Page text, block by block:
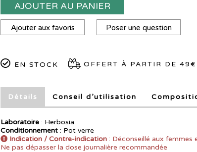
AJOUTER AU PANIER
Ajouter aux favoris Poser une question
EN STOCK OFFERT À PARTIR DE 49€
Détails Conseil d’utilisation
Laboratoire : Herbosia
Conditionnement : Pot verre
Indication / Contre-indication : Déconseillé aux femmes
Ne pas dépasser la dose journalière recommandée